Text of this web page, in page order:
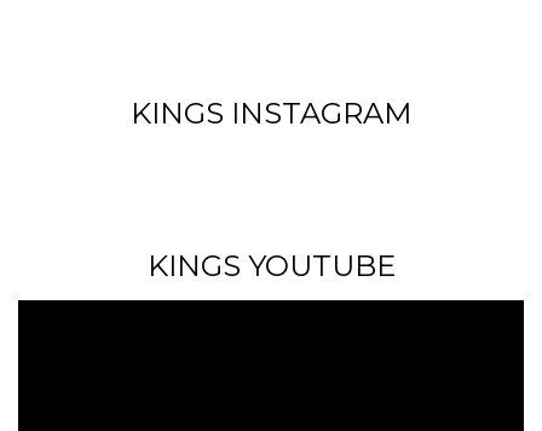
KINGS INSTAGRAM
KINGS YOUTUBE